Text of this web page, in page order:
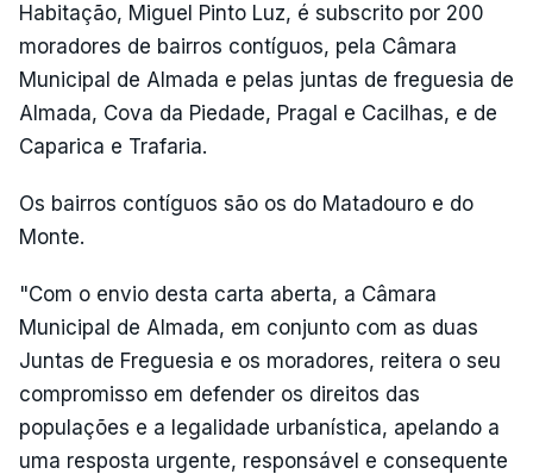
Habitação, Miguel Pinto Luz, é subscrito por 200
moradores de bairros contíguos, pela Câmara
Municipal de Almada e pelas juntas de freguesia de
Almada, Cova da Piedade, Pragal e Cacilhas, e de
Caparica e Trafaria.
Os bairros contíguos são os do Matadouro e do
Monte.
"Com o envio desta carta aberta, a Câmara
Municipal de Almada, em conjunto com as duas
Juntas de Freguesia e os moradores, reitera o seu
compromisso em defender os direitos das
populações e a legalidade urbanística, apelando a
uma resposta urgente, responsável e consequente